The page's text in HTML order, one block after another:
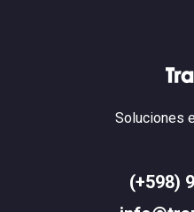
Soluciones
(+598)